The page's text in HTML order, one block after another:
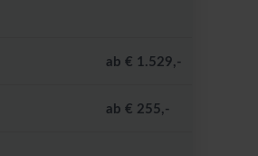
ab € 1.529,-
ab € 255,-